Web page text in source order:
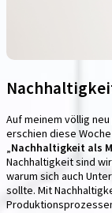
Auf meinem völlig
erschien diese
„Nachhaltigkeit als
Nachhaltigkeit sind
warum sich auch
sollte. Mit